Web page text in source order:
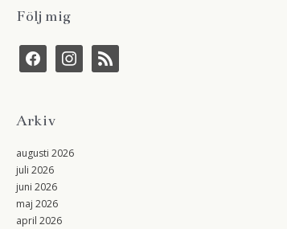
Följ mig
f
o
k
i
g
a
r
Arkiv
augusti 2026
juli 2026
juni 2026
maj 2026
april 2026